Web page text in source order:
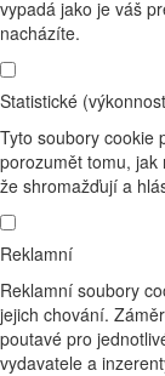
vypadá jako je váš
nacházíte.
Statistické
Tyto soubory cookie
porozumět tomu,
že shromažďují a
Reklamní
Reklamní soubory
jejich chování.
poutavé pro
vydavatele a